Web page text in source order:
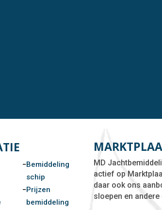
Bemiddeling
schip
Prijzen
bemiddeling
MD
actief op
daar ook ons
sloepen en andere